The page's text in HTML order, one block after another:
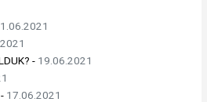
- 19.06.2021
17.06.2021